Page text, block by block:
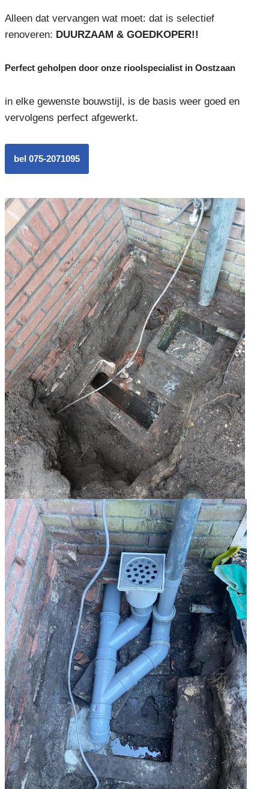
Alleen dat vervangen wat moet: dat is selectief
renoveren: DUURZAAM & GOEDKOPER!!
Perfect geholpen door onze rioolspecialist in Oostzaan
in elke gewenste bouwstijl, is de basis weer goed en
vervolgens perfect afgewerkt.
bel 075-2071095